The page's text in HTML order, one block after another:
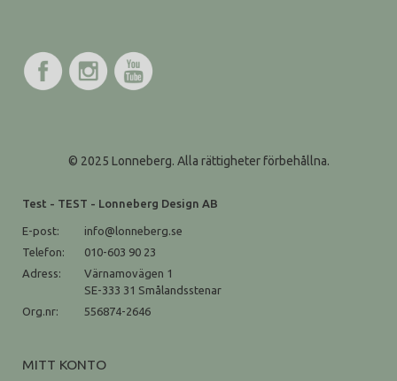
© 2025 Lonneberg. Alla rättigheter förbehållna.
Test - TEST - Lonneberg Design AB
E-post:
info@lonneberg.se
Telefon:
010-603 90 23
Adress:
Värnamovägen 1
SE-333 31 Smålandsstenar
Org.nr:
556874-2646
MITT KONTO